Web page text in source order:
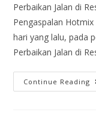
Perbaikan Jalan di
Pengaspalan
hari yang lalu, pada
Perbaikan Jalan di
Continue Reading